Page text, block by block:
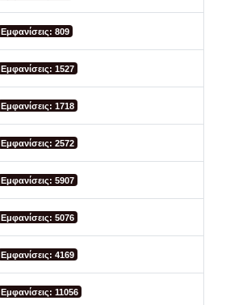
Εμφανίσεις: 809
Εμφανίσεις: 1527
Εμφανίσεις: 1718
Εμφανίσεις: 2572
Εμφανίσεις: 5907
Εμφανίσεις: 5076
Εμφανίσεις: 4169
Εμφανίσεις: 11056